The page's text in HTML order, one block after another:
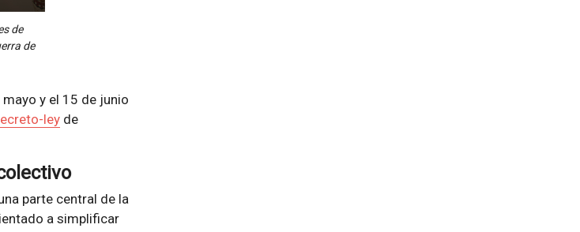
de
de
y el 15 de junio
leyde
parte central de la
a simplificar